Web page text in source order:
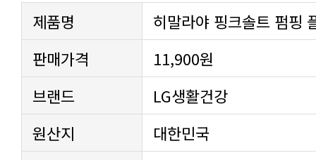
제품명
히말라야 핑크솔트 펌핑
판매가격
11,900원
브랜드
LG생활건강
원산지
대한민국